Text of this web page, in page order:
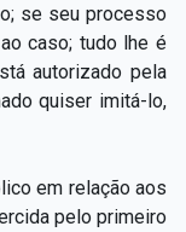
se seu processo
caso; tudo lhe é
autorizado pela
quiser imitá-lo,
em relação aos
pelo primeiro